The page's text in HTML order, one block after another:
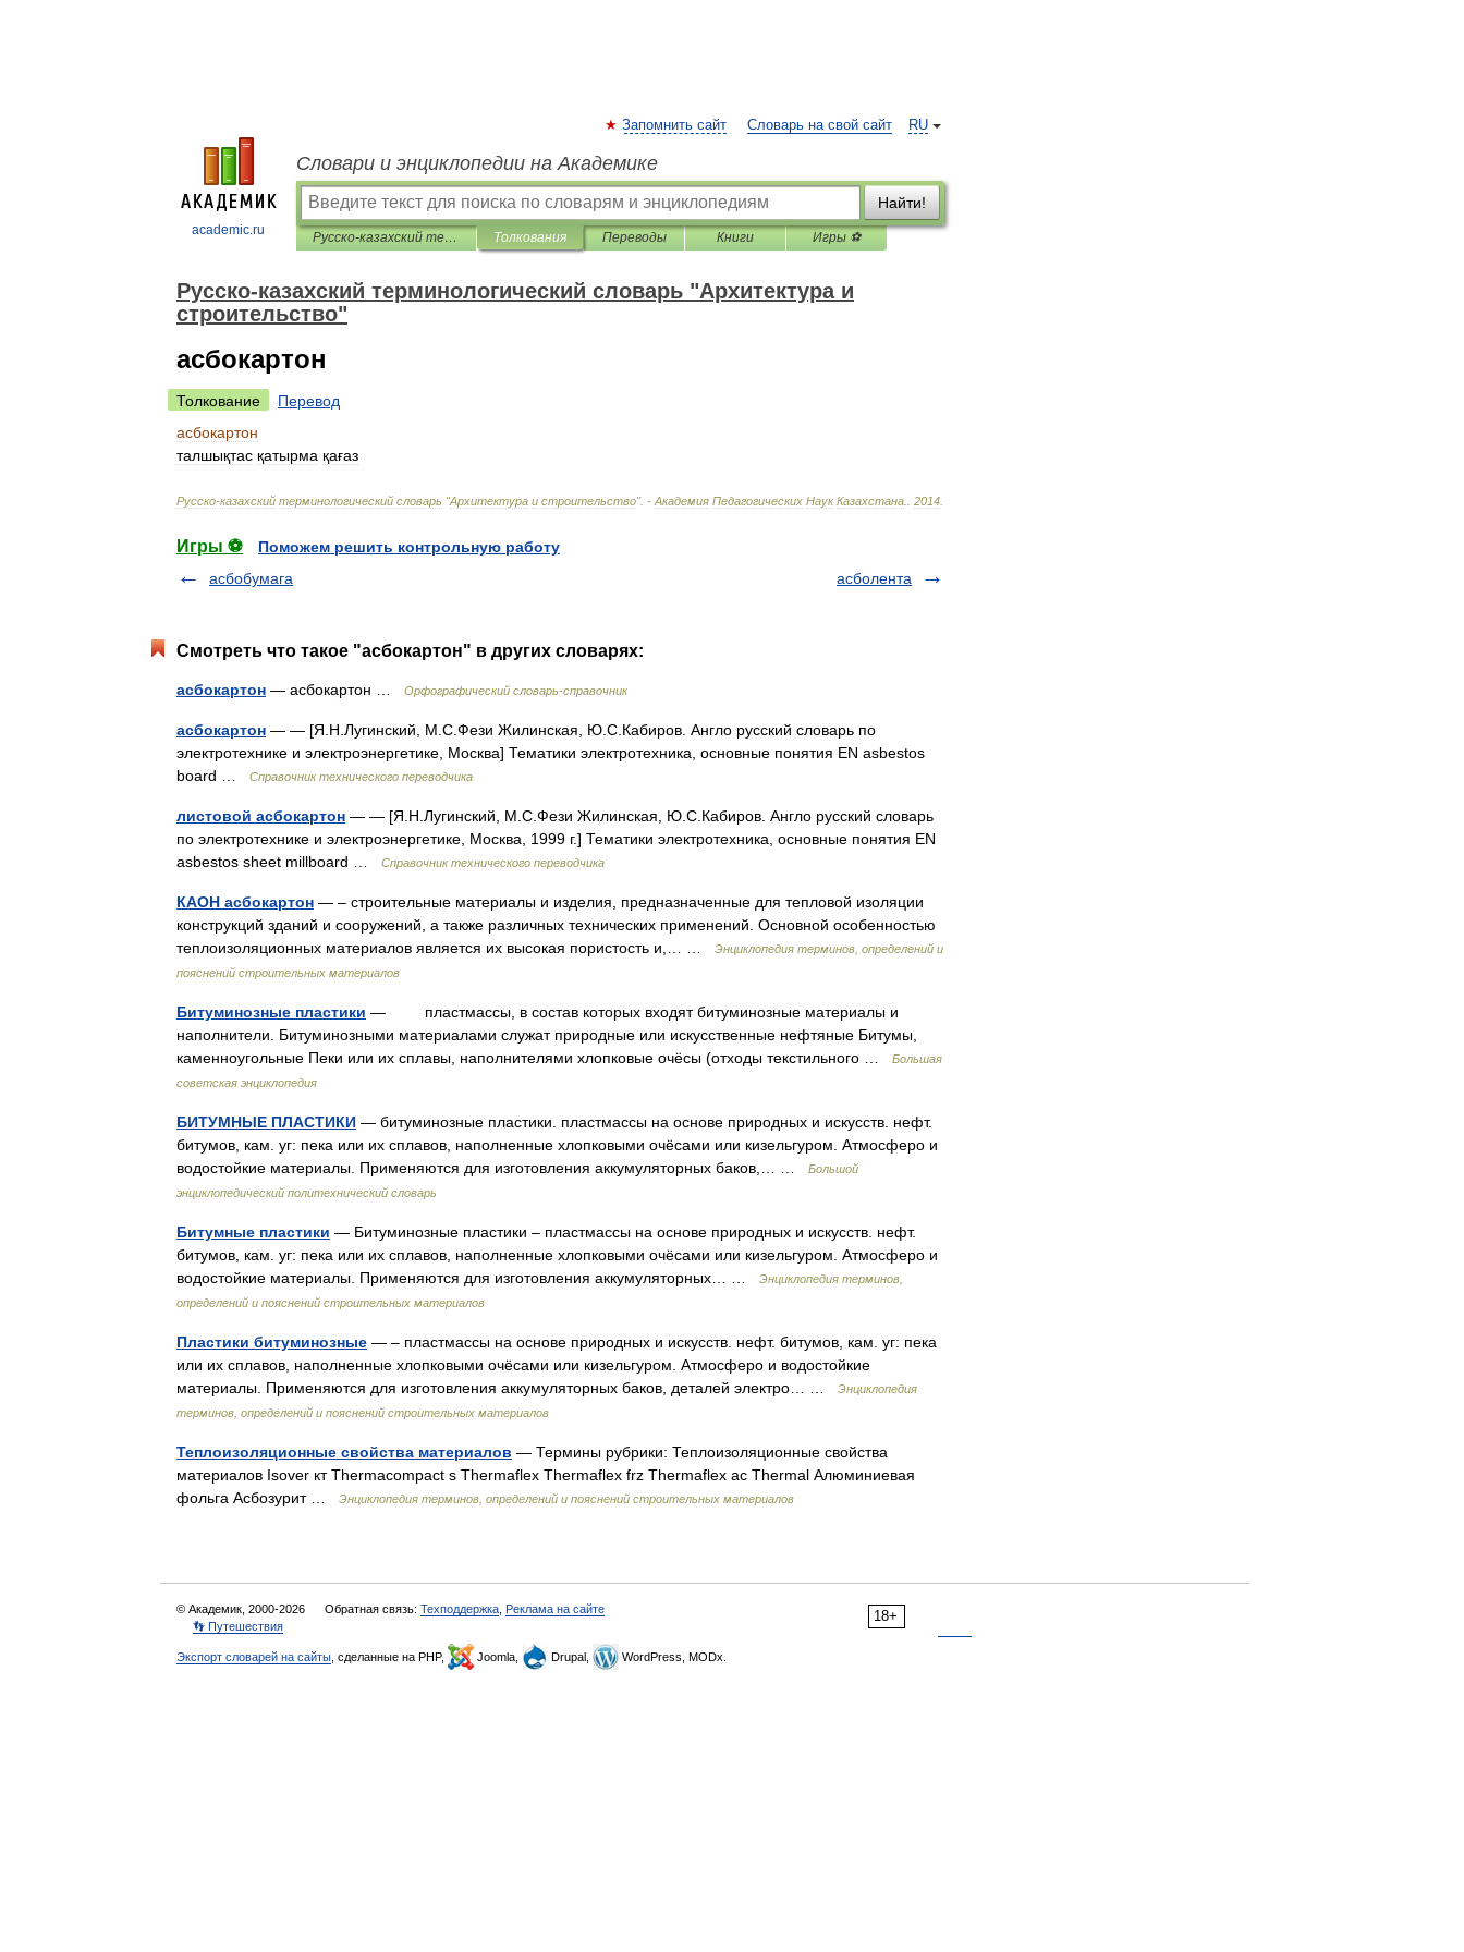
academic.ru
RU
Запомнить сайт Словарь на свой сайт
Словари и энциклопедии на Академике
Найти!
Русско-казахский терминологический словарь "Архитектура и строительство" Толкования Переводы Книги Игры ⚽
Русско-казахский терминологический словарь "Архитектура и
строительство"
асбокартон
Толкование
Перевод
асбокартон
талшықтас қатырма қағаз
Русско-казахский терминологический словарь "Архитектура и строительство". - Академия Педагогических Наук Казахстана 2014
Игры ⚽
Поможем решить контрольную работу
асбобумага
асболента
Смотреть что такое "асбокартон" в других словарях:
асбокартон — асбокартон … Орфографический словарь-справочник
асбокартон — — [Я.Н.Лугинский, М.С.Фези Жилинская, Ю.С.Кабиров. Англо русский словарь по
электротехнике и электроэнергетике, Москва] Тематики электротехника, основные понятия EN asbestos
board …
Справочник технического переводчика
листовой асбокартон — — [Я.Н.Лугинский, М.С.Фези Жилинская, Ю.С.Кабиров. Англо русский словарь
по электротехнике и электроэнергетике, Москва, 1999 г.] Тематики электротехника, основные понятия EN
asbestos sheet millboard …
Справочник технического переводчика
КАОН асбокартон — – строительные материалы и изделия, предназначенные для тепловой изоляции
конструкций зданий и сооружений, а также различных технических примене­ний. Основной особенностью
теплоизоляционных материалов является их высокая пори­стость и,… …
Энциклопедия терминов, определений и
пояснений строительных материалов
Битуминозные пластики — пластмассы, в состав которых входят битуминозные материалы и
наполнители. Битуминозными материалами служат природные или искусственные нефтяные Битумы,
каменноугольные Пеки или их сплавы, наполнителями хлопковые очёсы (отходы текстильного …
Большая
советская энциклопедия
БИТУМНЫЕ ПЛАСТИКИ — битуминозные пластики. пластмассы на основе природных и искусств. нефт.
битумов, кам. уг: пека или их сплавов, наполненные хлопковыми очёсами или кизельгуром. Атмосферо и
водостойкие материалы. Применяются для изготовления аккумуляторных баков,… …
Большой
энциклопедический политехнический словарь
Битумные пластики — Битуминозные пластики – пластмассы на основе природных и искусств. нефт.
битумов, кам. уг: пека или их сплавов, наполненные хлопковыми очёсами или кизельгуром. Атмосферо и
водостойкие материалы. Применяются для изготовления аккумуляторных… …
Энциклопедия терминов,
определений и пояснений строительных материалов
Пластики битуминозные — – пластмассы на основе природных и искусств. нефт. битумов, кам. уг: пека
или их сплавов, наполненные хлопковыми очёсами или кизельгуром. Атмосферо и водостойкие
материалы. Применяются для изготовления аккумуляторных баков, деталей электро… …
Энциклопедия
терминов, определений и пояснений строительных материалов
Теплоизоляционные свойства материалов — Термины рубрики: Теплоизоляционные свойства
материалов Isover кт Thermacompact s Thermaflex Thermaflex frz Thermaflex ас Thermal Алюминиевая
фольга Асбозурит …
Энциклопедия терминов, определений и пояснений строительных материалов
18+
© Академик, 2000-2026 Обратная связь: Техподдержка Реклама на сайте
👣 Путешествия
Экспорт словарей на сайты , сделанные на PHP, Joomla, Drupal, WordPress, MODx.